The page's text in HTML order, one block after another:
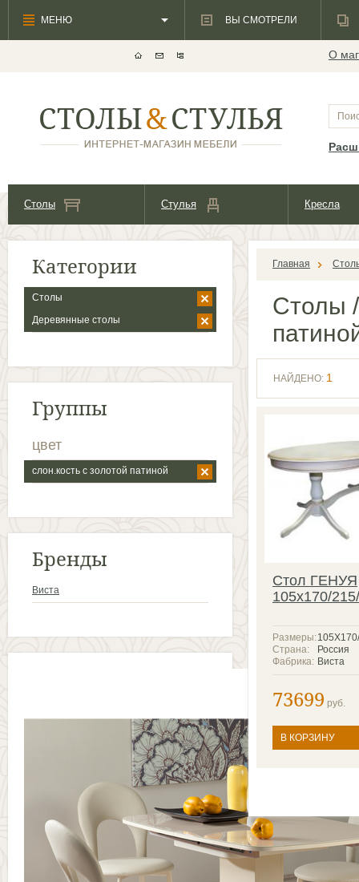
О
Столы Стулья Кресла
Категории
Столы
Деревянные столы
Группы
цвет
слон.кость с золотой патиной
Бренды
Виста
Главная
Столы /
НАЙДЕНО: 1
Стол ГЕНУЯ
105x170/
Размеры:
Россия
Страна:
Виста
Фабрика:
73699 руб.
В КОРЗИНУ
МЕНЮ ВЫ СМОТРЕЛИ